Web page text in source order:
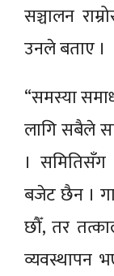
सञ्चालन
उनले बताए ।
“समस्या
लागि सबैले
। समितिसँग
बजेट छैन ।
छौँ, तर
व्यवस्थापन